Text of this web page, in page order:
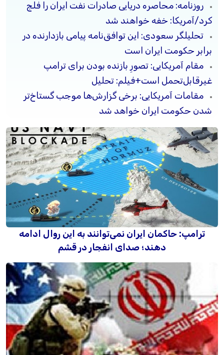
روزنامه: محاصره دریایی صادرات نفت ایران را فلج
کرد/آمریکا: خفه خواهند شد
تحلیلگر سعودی: این توافق‌نامه پیامی بازدارنده در
برابر حکومت ایران است
مقام آمریکایی: تصورِ بازنده بودن برای ترامپ
غیرقابل‌تحمل است+فیلم: تحلیل
مقامات آمریکایی: برخی گزارش‌ها موجب گستاخ‌تر
شدن حکومت ایران خواهد شد
ترامپ: حاکمان ایران نمی‌توانند به این روال ادامه
دهند؛ صدای انفجار در قشم